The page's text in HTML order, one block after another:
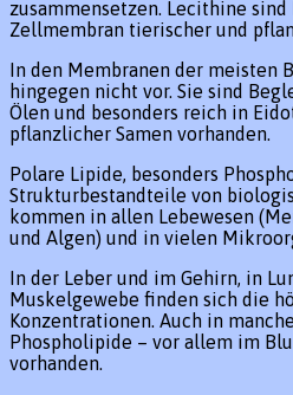
zusammensetzen. Lecithine
Zellmembran tierischer und
In den Membranen der meisten
hingegen nicht vor. Sie sind
Ölen und besonders reich in
pflanzlicher Samen vorhanden.
Polare Lipide, besonders
Strukturbestandteile von
kommen in allen Lebewesen
und Algen) und in vielen
In der Leber und im Gehirn, in
Muskelgewebe finden sich die
Konzentrationen. Auch in
Phospholipide – vor allem im
vorhanden.